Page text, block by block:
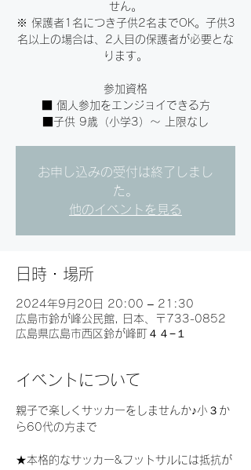
せん。
※ 保護者1名につき子供2名までOK。子供3
名以上の場合は、2人目の保護者が必要とな
ります。
参加資格
■ 個人参加をエンジョイできる方
■子供 9歳（小学3）～ 上限なし
お申し込みの受付は終了しまし
た。
他のイベントを見る
日時・場所
2024年9月20日 20:00 – 21:30
広島市鈴が峰公民館, 日本、〒733-0852
広島県広島市西区鈴が峰町４４−１
イベントについて
親子で楽しくサッカーをしませんか♪小３か
ら60代の方まで
★本格的なサッカー&フットサルには抵抗が